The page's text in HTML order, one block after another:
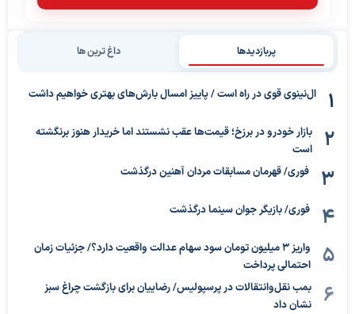
پربازدیدها داغ ترین ها
ال‌نینوی قوی در راه است / پاییز امسال بارش‌های بهتری خواهیم داشت
بازار خودرو در برزخ؛ قیمت‌ها عقب نشستند اما خریدار هنوز برنگشته
است
فوری/ قهرمان مسابقات مردان آهنین درگذشت
فوری/ بازیگر جوان سینما درگذشت
واریز ۳ میلیون تومان سود سهام عدالت واقعیت دارد؟/ جزئیات زمان
احتمالی پرداخت
بمب نقل‌وانتقالات در پرسپولیس/ رضاییان برای بازگشت چراغ سبز
نشان داد